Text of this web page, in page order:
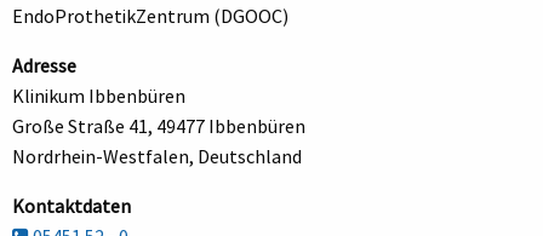
EndoProthetikZentrum (DGOOC)
Adresse
Klinikum Ibbenbüren
Große Straße 41, 49477 Ibbenbüren
Nordrhein-Westfalen, Deutschland
Kontaktdaten